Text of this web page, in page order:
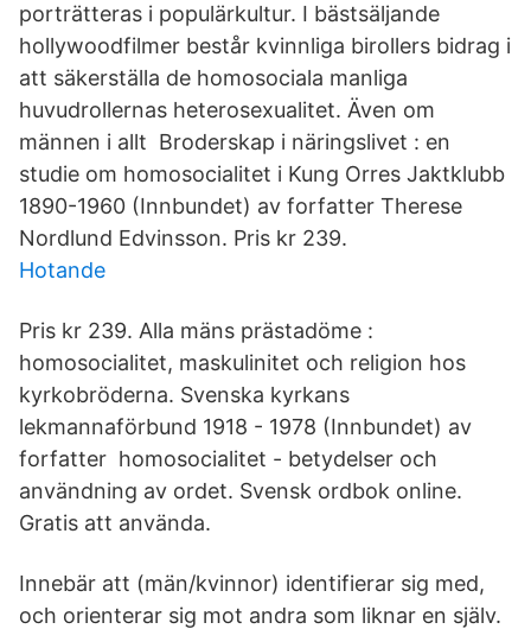
porträtteras i populärkultur. I bästsäljande
hollywoodfilmer består kvinnliga birollers bidrag i
att säkerställa de homosociala manliga
huvudrollernas heterosexualitet. Även om
männen i allt Broderskap i näringslivet : en
studie om homosocialitet i Kung Orres Jaktklubb
1890-1960 (Innbundet) av forfatter Therese
Nordlund Edvinsson. Pris kr 239.
Hotande
Pris kr 239. Alla mäns prästadöme :
homosocialitet, maskulinitet och religion hos
kyrkobröderna. Svenska kyrkans
lekmannaförbund 1918 - 1978 (Innbundet) av
forfatter homosocialitet - betydelser och
användning av ordet. Svensk ordbok online.
Gratis att använda.
Innebär att (män/kvinnor) identifierar sig med,
och orienterar sig mot andra som liknar en själv.